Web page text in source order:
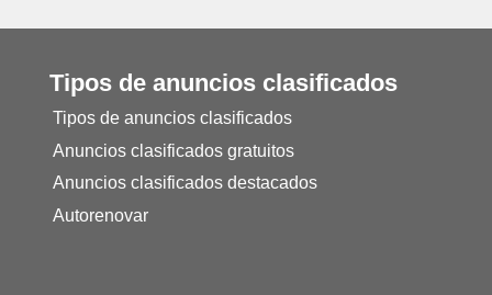
Tipos de anuncios clasificados
Tipos de anuncios clasificados
Anuncios clasificados gratuitos
Anuncios clasificados destacados
Autorenovar